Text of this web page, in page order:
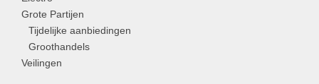
Grote Partijen
Tijdelijke aanbiedingen
Groothandels
Veilingen